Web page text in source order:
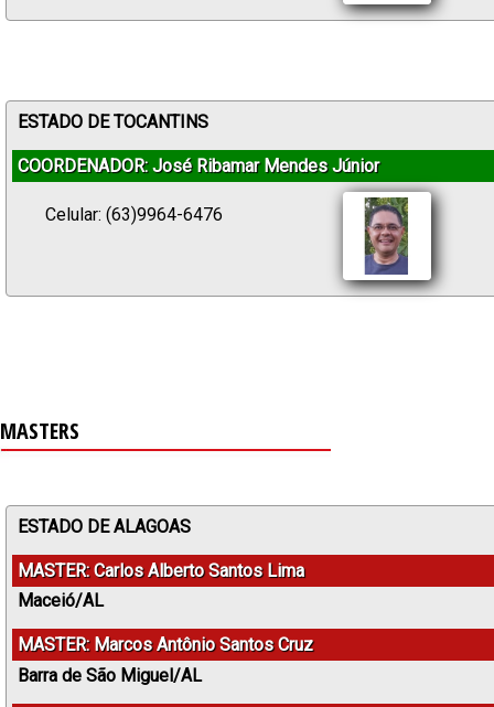
ESTADO DE TOCANTINS
COORDENADOR: José Ribamar Mendes Júnior
Celular: (63)9964-6476
MASTERS
ESTADO DE ALAGOAS
MASTER: Carlos Alberto Santos Lima
Maceió/AL
MASTER: Marcos Antônio Santos Cruz
Barra de São Miguel/AL